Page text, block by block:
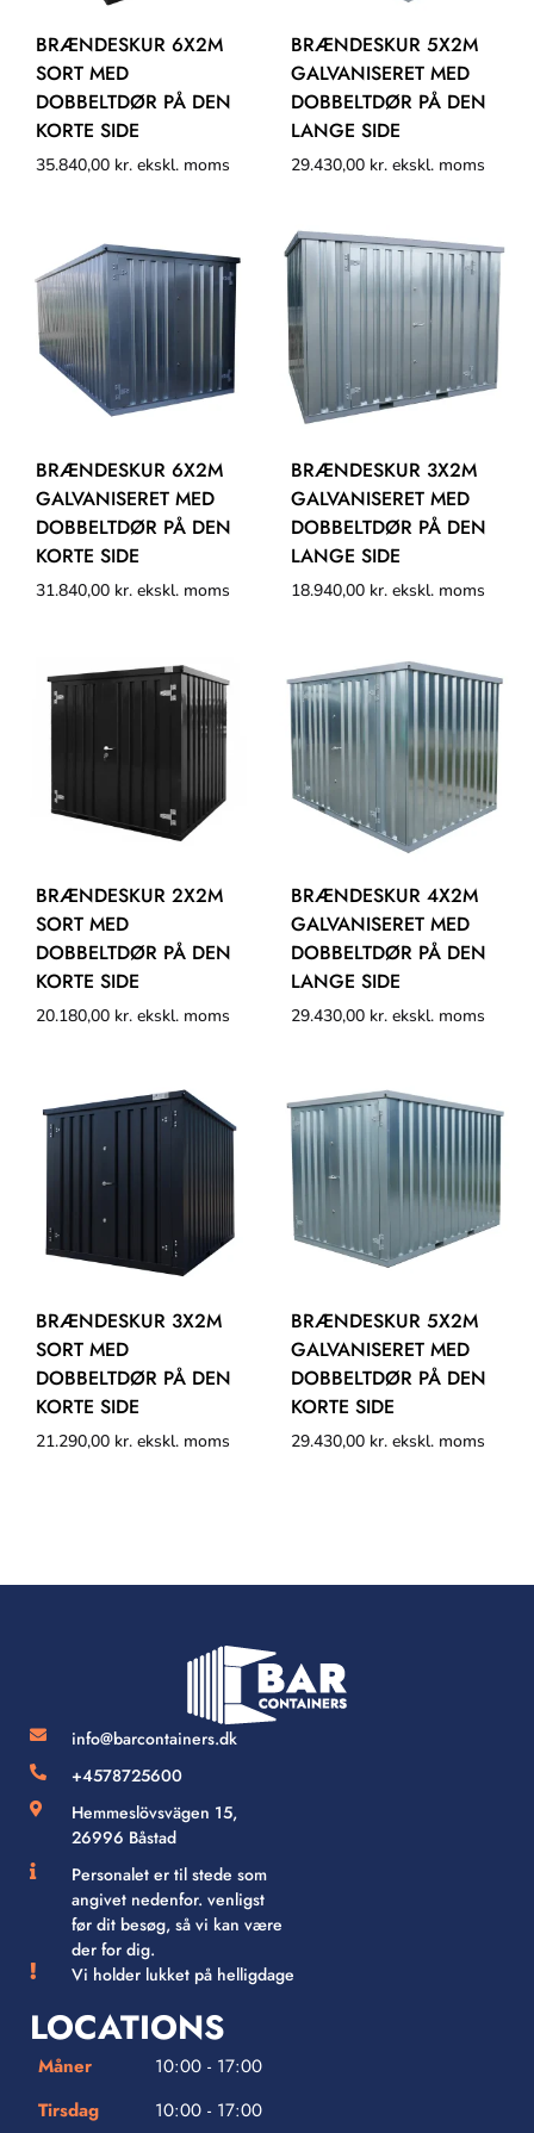
BRÆNDESKUR 6X2M
SORT MED
DOBBELTDØR PÅ DEN
KORTE SIDE
35.840,00 kr. ekskl. moms
BRÆNDESKUR 5X2M
GALVANISERET MED
DOBBELTDØR PÅ DEN
LANGE SIDE
29.430,00 kr. ekskl. moms
BRÆNDESKUR 6X2M
GALVANISERET MED
DOBBELTDØR PÅ DEN
KORTE SIDE
31.840,00 kr. ekskl. moms
BRÆNDESKUR 3X2M
GALVANISERET MED
DOBBELTDØR PÅ DEN
LANGE SIDE
18.940,00 kr. ekskl. moms
BRÆNDESKUR 2X2M
SORT MED
DOBBELTDØR PÅ DEN
KORTE SIDE
20.180,00 kr. ekskl. moms
BRÆNDESKUR 4X2M
GALVANISERET MED
DOBBELTDØR PÅ DEN
LANGE SIDE
29.430,00 kr. ekskl. moms
BRÆNDESKUR 3X2M
SORT MED
DOBBELTDØR PÅ DEN
KORTE SIDE
21.290,00 kr. ekskl. moms
BRÆNDESKUR 5X2M
GALVANISERET MED
DOBBELTDØR PÅ DEN
KORTE SIDE
29.430,00 kr. ekskl. moms
info@barcontainers.dk
+4578725600
Hemmeslövsvägen 15,
26996 Båstad
Personalet er til stede som
angivet nedenfor. venligst
før dit besøg, så vi kan være
der for dig.
Vi holder lukket på helligdage
LOCATIONS
Måner
10:00 - 17:00
Tirsdag
10:00 - 17:00